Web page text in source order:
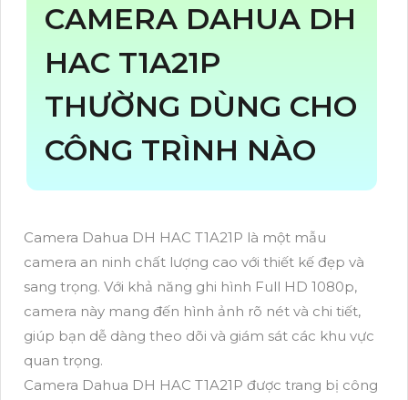
CAMERA DAHUA DH
HAC T1A21P
THƯỜNG DÙNG CHO
CÔNG TRÌNH NÀO
Camera Dahua DH HAC T1A21P là một mẫu
camera an ninh chất lượng cao với thiết kế đẹp và
sang trọng. Với khả năng ghi hình Full HD 1080p,
camera này mang đến hình ảnh rõ nét và chi tiết,
giúp bạn dễ dàng theo dõi và giám sát các khu vực
quan trọng.
Camera Dahua DH HAC T1A21P được trang bị công